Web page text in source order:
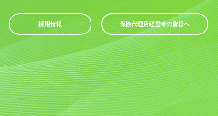
採用情報 保険代理店経営者の皆様へ